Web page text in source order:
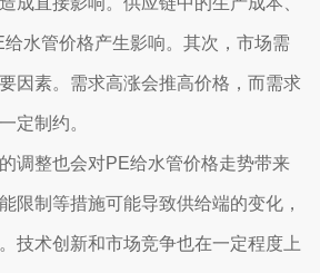
水管价格产生影响。其次，市场需
因素。需求高涨会推高价格，而需求
定制约。
调整也会对PE给水管价格走势带来
限制等措施可能导致供给端的变化，
技术创新和市场竞争也在一定程度上